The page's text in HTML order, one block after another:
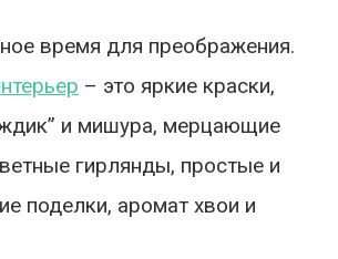
время для преображения.
– это яркие краски,
и мишура, мерцающие
гирлянды, простые и
поделки, аромат хвои и